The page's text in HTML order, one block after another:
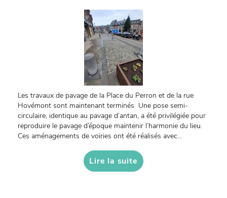
Les travaux de pavage de la Place du Perron et de la rue
Hovémont sont maintenant terminés Une pose semi-
circulaire, identique au pavage d’antan, a été privilégiée pour
reproduire le pavage d’époque maintenir l’harmonie du lieu.
Ces aménagements de voiries ont été réalisés avec...
Lire la suite